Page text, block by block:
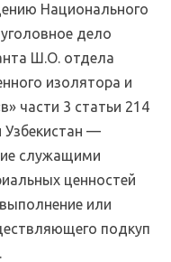
Национального
дело
Ш.О. отдела
изолятора и
части 3 статьи 214
Узбекистан —
служащими
ценностей
или
подкуп